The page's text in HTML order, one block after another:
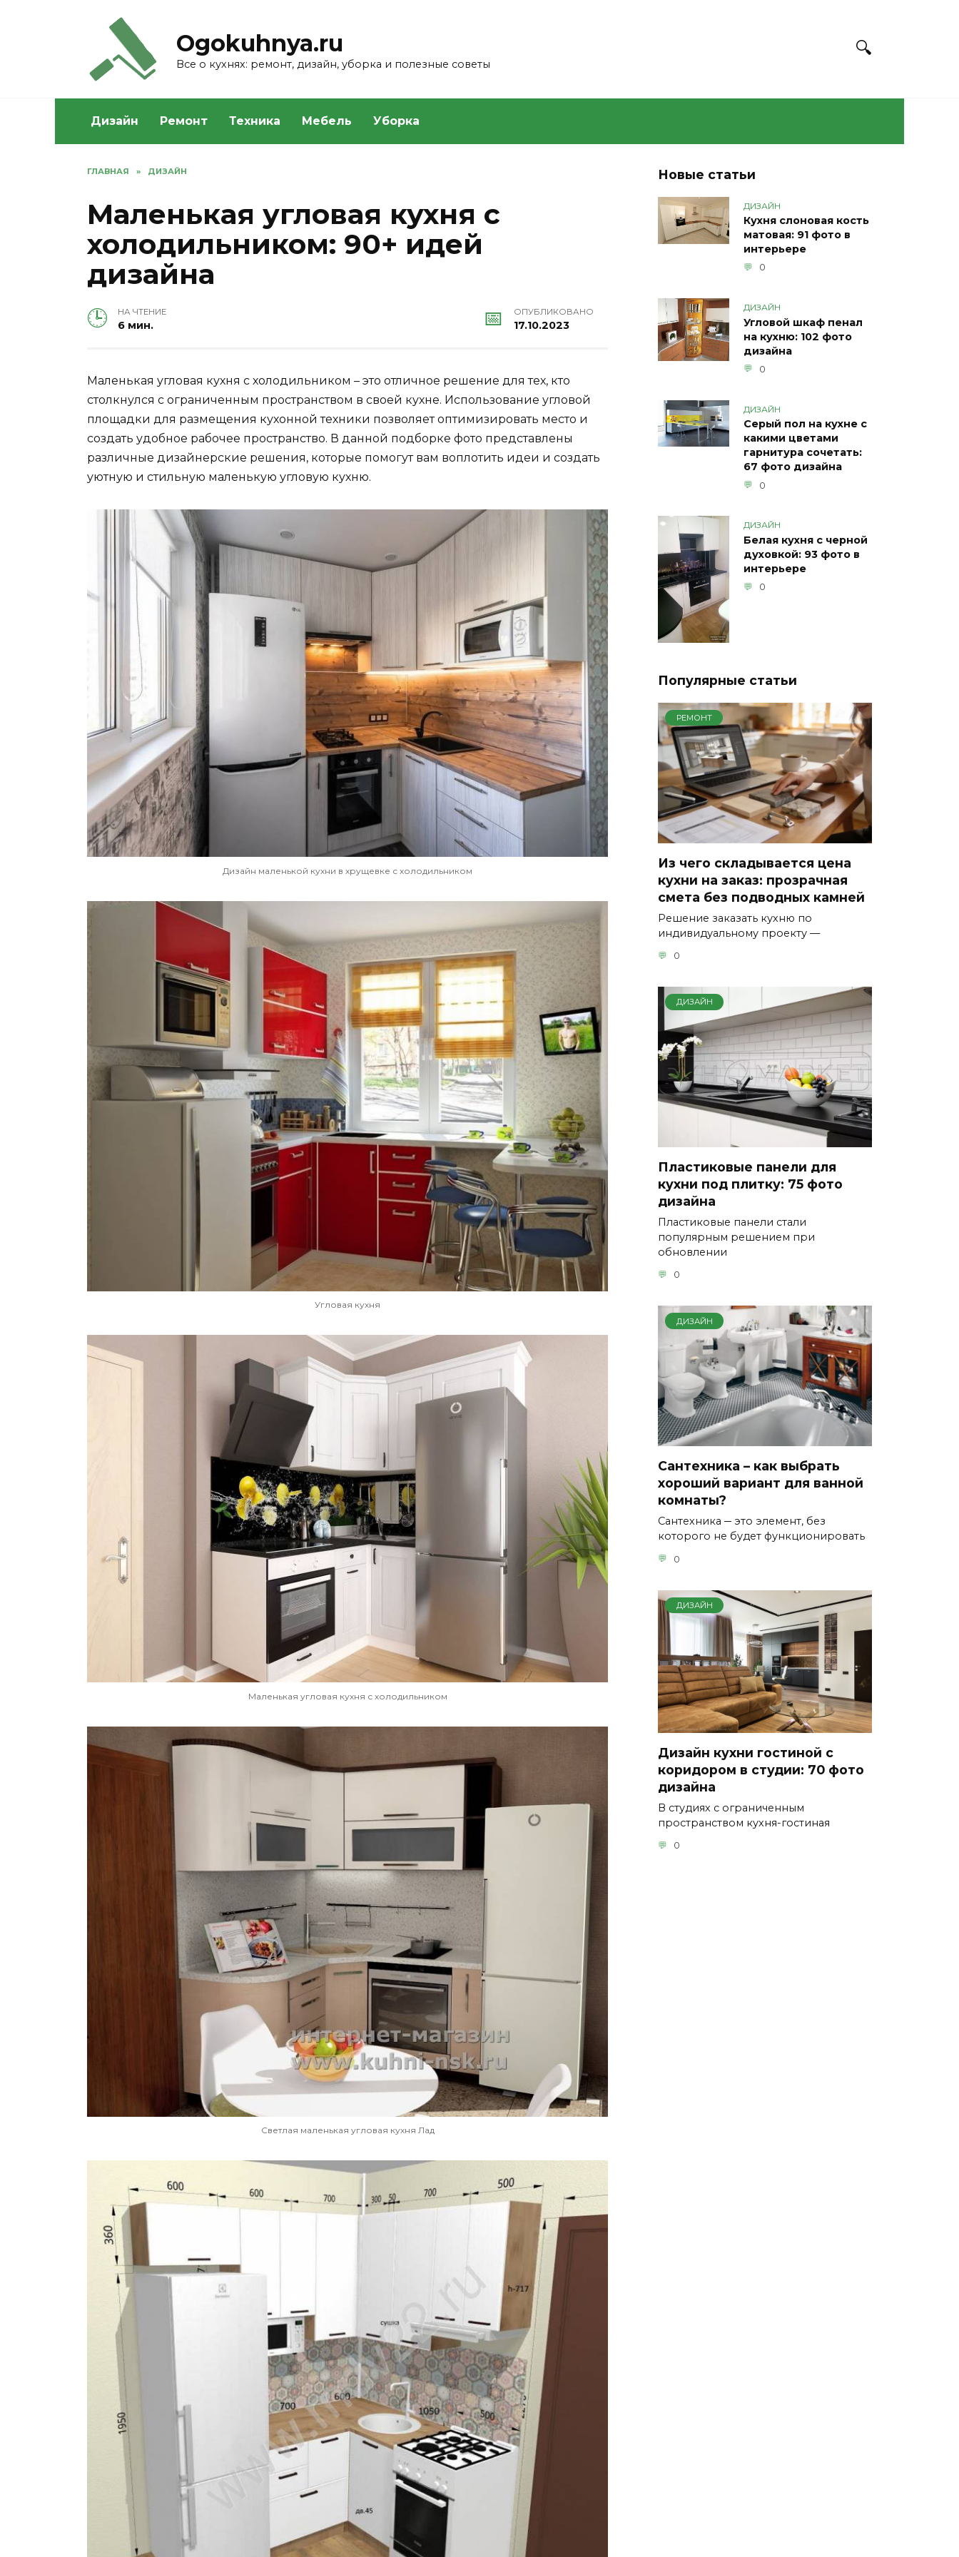
Ogokuhnya.ru
Все о кухнях: ремонт, дизайн, уборка и полезные советы
Дизайн Ремонт Техника Мебель Уборка
ГЛАВНАЯ » ДИЗАЙН
Маленькая угловая кухня с
холодильником: 90+ идей
дизайна
НА ЧТЕНИЕ
6 мин.
ОПУБЛИКОВАНО
17.10.2023
Маленькая угловая кухня с холодильником – это отличное решение для тех, кто
столкнулся с ограниченным пространством в своей кухне. Использование угловой
площадки для размещения кухонной техники позволяет оптимизировать место и
создать удобное рабочее пространство. В данной подборке фото представлены
различные дизайнерские решения, которые помогут вам воплотить идеи и создать
уютную и стильную маленькую угловую кухню.
Дизайн маленькой кухни в хрущевке с холодильником
Угловая кухня
Маленькая угловая кухня с холодильником
Светлая маленькая угловая кухня Лад
Новые статьи
ДИЗАЙН
Кухня слоновая кость
матовая: 91 фото в
интерьере
0
ДИЗАЙН
Угловой шкаф пенал
на кухню: 102 фото
дизайна
0
ДИЗАЙН
Серый пол на кухне с
какими цветами
гарнитура сочетать:
67 фото дизайна
0
ДИЗАЙН
Белая кухня с черной
духовкой: 93 фото в
интерьере
0
Популярные статьи
РЕМОНТ
Из чего складывается цена
кухни на заказ: прозрачная
смета без подводных камней
Решение заказать кухню по
индивидуальному проекту —
0
ДИЗАЙН
Пластиковые панели для
кухни под плитку: 75 фото
дизайна
Пластиковые панели стали
популярным решением при
обновлении
0
ДИЗАЙН
Сантехника – как выбрать
хороший вариант для ванной
комнаты?
Сантехника ─ это элемент, без
которого не будет функционировать
0
ДИЗАЙН
Дизайн кухни гостиной с
коридором в студии: 70 фото
дизайна
В студиях с ограниченным
пространством кухня-гостиная
0